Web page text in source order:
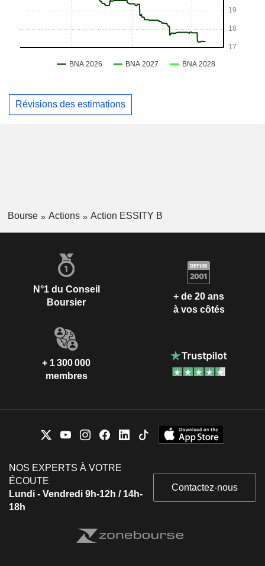
Révisions des estimations
Bourse Actions Action ESSITY B
N°1 du Conseil
Boursier
+ de 20 ans
à vos côtés
+ 1 300 000
membres
NOS EXPERTS À VOTRE
ÉCOUTE
Lundi - Vendredi 9h-12h / 14h-
18h
Contactez-nous